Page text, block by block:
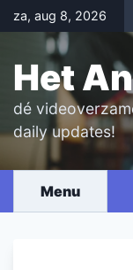
Skip
to
content
za, aug 8, 2026
Het
dé
daily updates!
Menu